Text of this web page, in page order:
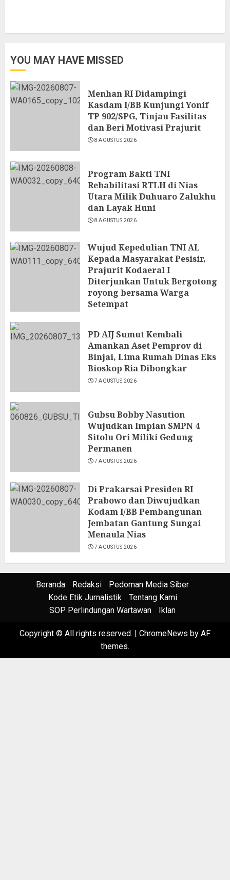
YOU MAY HAVE MISSED
Menhan RI Didampingi
Kasdam I/BB Kunjungi Yonif
TP 902/SPG, Tinjau Fasilitas
dan Beri Motivasi Prajurit
8 AGUSTUS 2026
Program Bakti TNI
Rehabilitasi RTLH di Nias
Utara Milik Duhuaro Zalukhu
dan Layak Huni
8 AGUSTUS 2026
Wujud Kepedulian TNI AL
Kepada Masyarakat Pesisir,
Prajurit Kodaeral I
Diterjunkan Untuk Bergotong
royong bersama Warga
Setempat
PD AIJ Sumut Kembali
Amankan Aset Pemprov di
Binjai, Lima Rumah Dinas Eks
Bioskop Ria Dibongkar
7 AGUSTUS 2026
Gubsu Bobby Nasution
Wujudkan Impian SMPN 4
Sitolu Ori Miliki Gedung
Permanen
7 AGUSTUS 2026
Di Prakarsai Presiden RI
Prabowo dan Diwujudkan
Kodam I/BB Pembangunan
Jembatan Gantung Sungai
Menaula Nias
7 AGUSTUS 2026
Beranda Redaksi
Pedoman Media Siber
Kode Etik Jurnalistik
Tentang Kami
SOP Perlindungan Wartawan
Iklan
Copyright © All rights reserved. | ChromeNews by AF
themes.